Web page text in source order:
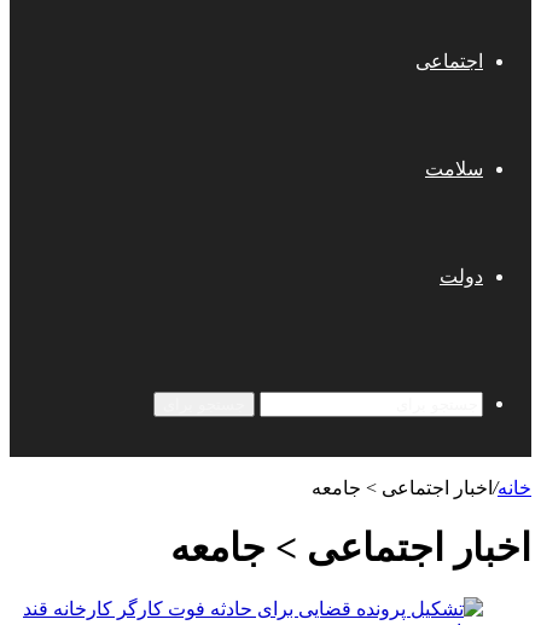
اجتماعی
سلامت
دولت
خانه/ اخبار اجتماعی > جامعه
اخبار اجتماعی > جامعه